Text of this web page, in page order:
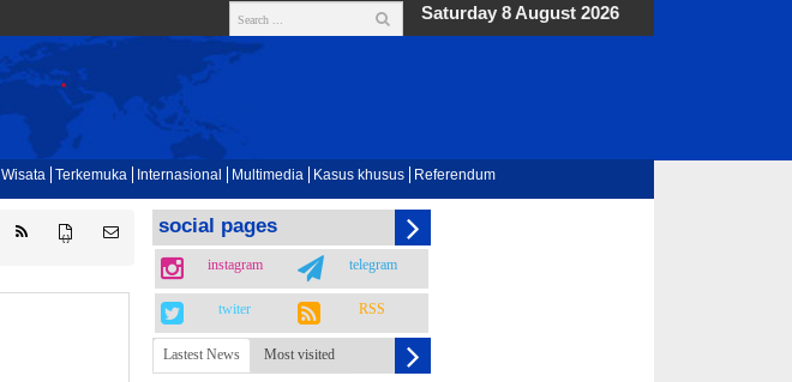
Saturday 8 August 2026
Wisata Terkemuka Internasional Multimedia Kasus khusus Referendum
{ }
social pages
instagram telegram
twiter RSS
Lastest News Most visited